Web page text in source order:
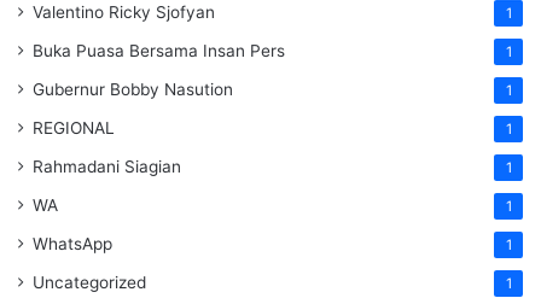
Valentino Ricky Sjofyan 1
Buka Puasa Bersama Insan Pers 1
Gubernur Bobby Nasution 1
REGIONAL 1
Rahmadani Siagian 1
WA 1
WhatsApp 1
Uncategorized 1